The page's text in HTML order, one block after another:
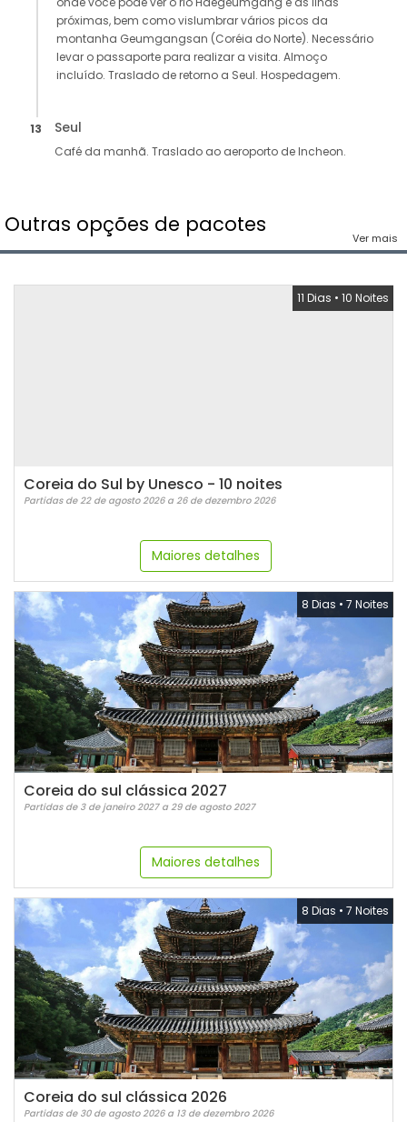
próximas, bem como vislumbrar vários picos da
montanha Geumgangsan (Coréia do Norte). Necessário
levar o passaporte para realizar a visita. Almoço
incluído. Traslado de retorno a Seul. Hospedagem.
13 Seul
Café da manhã. Traslado ao aeroporto de Incheon.
Outras opções de pacotes
Ver mais
11 Dias • 10 Noites
Coreia do Sul by Unesco - 10 noites
Partidas de 22 de agosto 2026 a 26 de dezembro 2026
Maiores detalhes
8 Dias • 7 Noites
Coreia do sul clássica 2027
Partidas de 3 de janeiro 2027 a 29 de agosto 2027
Maiores detalhes
8 Dias • 7 Noites
Coreia do sul clássica 2026
Partidas de 30 de agosto 2026 a 13 de dezembro 2026